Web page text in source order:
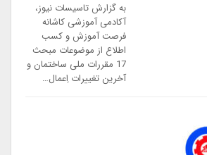
به گزارش تاسیسات نیوز،
آکادمی آموزشی کاشانه
فرصت آموزش و کسب
اطلاع از موضوعات مبحث
17 مقررات ملی ساختمان و
آخرین تغییرات اِعمال…